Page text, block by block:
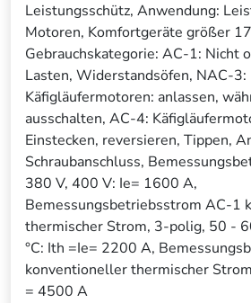
Leistungsschütz, Anwendung:
Motoren, Komfortgeräte größer
Gebrauchskategorie: AC-1: Nicht
Lasten, Widerstandsöfen, NAC-3:
Käfigläufermotoren: anlassen,
ausschalten, AC-4:
Einstecken, reversieren, Tippen,
Schraubanschluss,
380 V, 400 V: Ie= 1600 A,
Bemessungsbetriebsstrom AC-1
thermischer Strom, 3-polig, 50 -
°C: Ith =Ie= 2200 A,
konventioneller thermischer
= 4500 A